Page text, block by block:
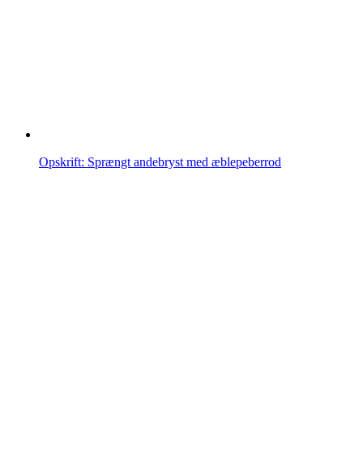
Opskrift: Sprængt andebryst med æblepeberrod